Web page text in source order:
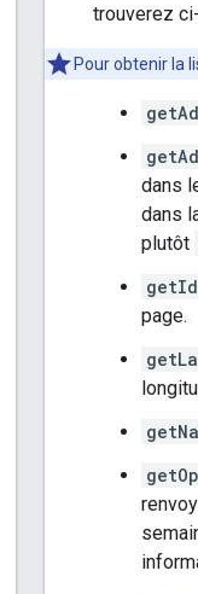
trouverez
Pour obtenir la
dans
dans
plutôt
page.